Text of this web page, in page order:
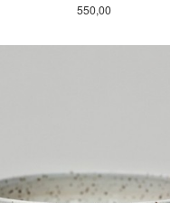
Pris
550,00